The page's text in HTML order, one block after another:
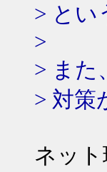
> とい
>
> また
> 対策
ネッ